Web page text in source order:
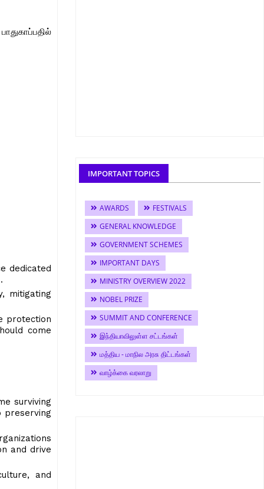
dedicated
mitigating
protection
come
surviving
preserving
and drive
and
IMPORTANT TOPICS
AWARDS
FESTIVALS
GENERAL KNOWLEDGE
GOVERNMENT SCHEMES
IMPORTANT DAYS
MINISTRY OVERVIEW 2022
NOBEL PRIZE
SUMMIT AND CONFERENCE
இந்தியாவிலுள்ள சட்டங்கள்
மத்திய - மாநில அரசு திட்டங்கள்
வாழ்க்கை வரலாறு